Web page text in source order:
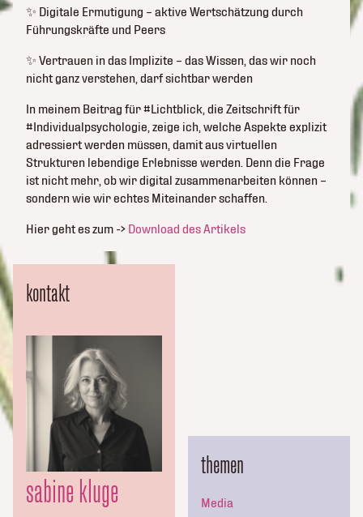
kontakt
sabine kluge
✨ Digitale Ermutigung – aktive Wertschätzung durch
Führungskräfte und Peers
✨ Vertrauen in das Implizite – das Wissen, das wir noch
nicht ganz verstehen, darf sichtbar werden
In meinem Beitrag für #Lichtblick, die Zeitschrift für
#Individualpsychologie, zeige ich, welche Aspekte explizit
adressiert werden müssen, damit aus virtuellen
Strukturen lebendige Erlebnisse werden. Denn die Frage
ist nicht mehr, ob wir digital zusammenarbeiten können –
sondern wie wir echtes Miteinander schaffen.
Hier geht es zum -> Download des Artikels
themen
Media